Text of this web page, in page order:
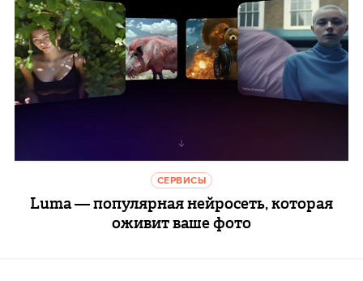
СЕРВИСЫ
Luma — популярная нейросеть, которая
оживит ваше фото